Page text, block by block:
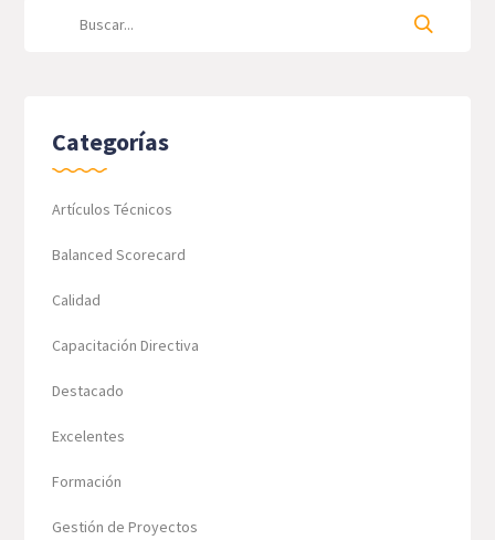
Categorías
Artículos Técnicos
Balanced Scorecard
Calidad
Capacitación Directiva
Destacado
Excelentes
Formación
Gestión de Proyectos